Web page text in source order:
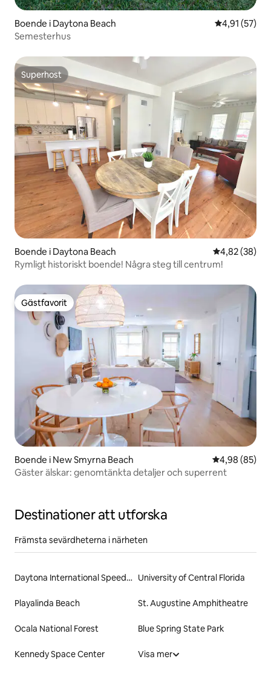
Boende i Daytona Beach 4,91 av 5 i
4,91 (57)
Semesterhus
Superhost
Superhost
Boende i Daytona Beach 4,82 av 5 i
4,82 (38)
Rymligt historiskt boende! Några steg till centrum!
Gästfavorit
Gästfavorit
Boende i New Smyrna Beach 4,98 av 5 i
4,98 (85)
Gäster älskar: genomtänkta detaljer och superrent
Destinationer att utforska
Främsta sevärdheterna i närheten
Daytona International Speedway University of Central Florida
Playalinda Beach St. Augustine Amphitheatre
Ocala National Forest Blue Spring State Park
Kennedy Space Center Visa mer